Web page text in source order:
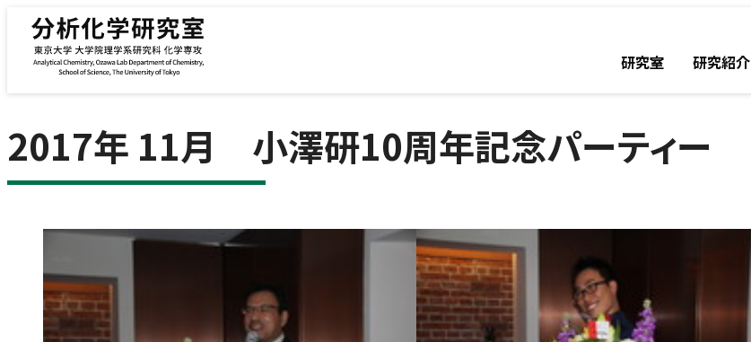
内容をスキップ
研究室 研究紹介
2017年 11月 小澤研10周年記念パーティー